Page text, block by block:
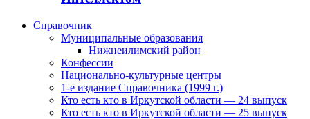
Справочник
Муниципальные образования
Нижнеилимский район
Конфессии
Национально-культурные центры
1-е издание Справочника (1999 г.)
Кто есть кто в Иркутской области — 24 выпуск
Кто есть кто в Иркутской области — 25 выпуск